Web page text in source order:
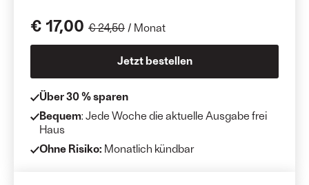
€ 17,00 € 24,50 / Monat
Jetzt bestellen
Über 30 % sparen
Bequem: Jede Woche die aktuelle Ausgabe frei
Haus
Ohne Risiko: Monatlich kündbar